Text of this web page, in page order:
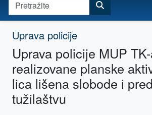
Uprava policije
Uprava policije MUP
realizovane planske
lica lišena slobode i
tužilaštvu